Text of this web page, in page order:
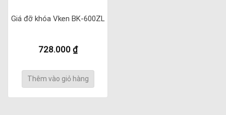
Giá đỡ khóa Vken BK-600ZL
728.000 ₫
Thêm vào giỏ hàng